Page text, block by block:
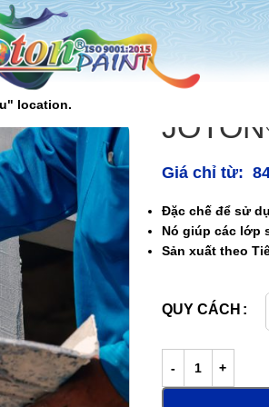
location.
JOTON
Giá chỉ từ:
Đặc chế để sử
Nó giúp các lớp
Sản xuất theo
QUY CÁCH